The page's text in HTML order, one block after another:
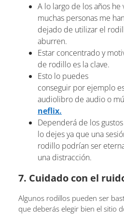
A lo largo de los años he
muchas personas me
dejado de utilizar el
aburren.
Estar concentrado y
de rodillo es la clave.
Esto lo puedes
conseguir por ejemplo
audiolibro de audio o
neflix.
Dependerá de los
lo dejes ya que una
rodillo podrían ser
una distracción.
7. Cuidado con el
Algunos rodillos pueden ser
que deberás elegir bien el sitio